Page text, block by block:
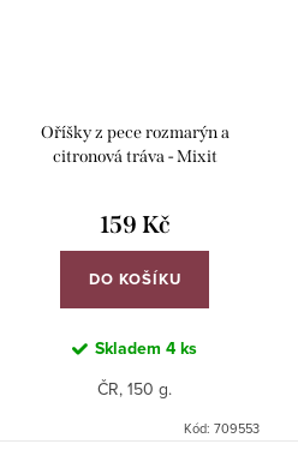
Oříšky z pece rozmarýn a
citronová tráva - Mixit
159 Kč
DO KOŠÍKU
Skladem 4 ks
ČR, 150 g.
Kód: 709553